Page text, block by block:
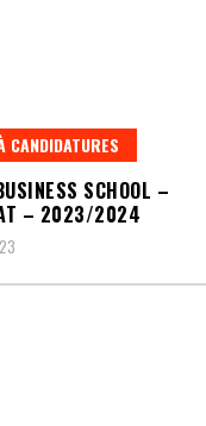
CANDIDATURES
SCHOOL –
– 2023/2024